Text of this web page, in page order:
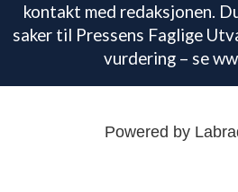
kontakt med redaksjonen.
saker til Pressens Faglige
vurdering – se
Powered by